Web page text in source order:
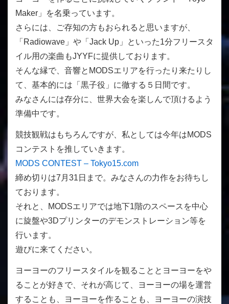
Maker」を名乗っています。
さらには、ご存知の方もおられると思いますが、
「Radiowave」や「Jack Up」といった1分フリースタ
イル用の楽曲もJYYFに提供しております。
そんな縁で、音響とMODSエリアを行ったり来たりし
て、基本的には「黒子役」に徹する５日間です。
みなさんには存分に、世界大会を楽しんで頂けるよう
準備中です。
競技観戦はもちろんですが、私としては今年はMODS
コンテストを推していきます。
MODS CONTEST – Tokyo15.com
締め切りは7月31日まで。みなさんの力作をお待ちし
ております。
それと、MODSエリアでは地下1階のスペースを中心
に旋盤や3Dプリンターのデモンストレーション等を
行います。
遊びに来てください。
ヨーヨーのフリースタイルを観ることとヨーヨーをや
ることが好きで、それが高じて、ヨーヨーの場を運営
することも、ヨーヨーを作ることも、ヨーヨーの演技